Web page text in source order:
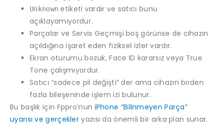
Unknown etiketi vardır ve satıcı bunu
açıklayamıyordur.
Parçalar ve Servis Geçmişi boş görünse de cihazın
açıldığına işaret eden fiziksel izler vardır.
Ekran oturumu bozuk, Face ID kararsız veya True
Tone çalışmıyordur.
Satıcı “sadece pil değişti” der ama cihazın birden
fazla bileşeninde işlem izi bulunur.
Bu başlık için Fppro’nun iPhone “Bilinmeyen Parça”
uyarısı ve gerçekler yazısı da önemli bir arka plan sunar.